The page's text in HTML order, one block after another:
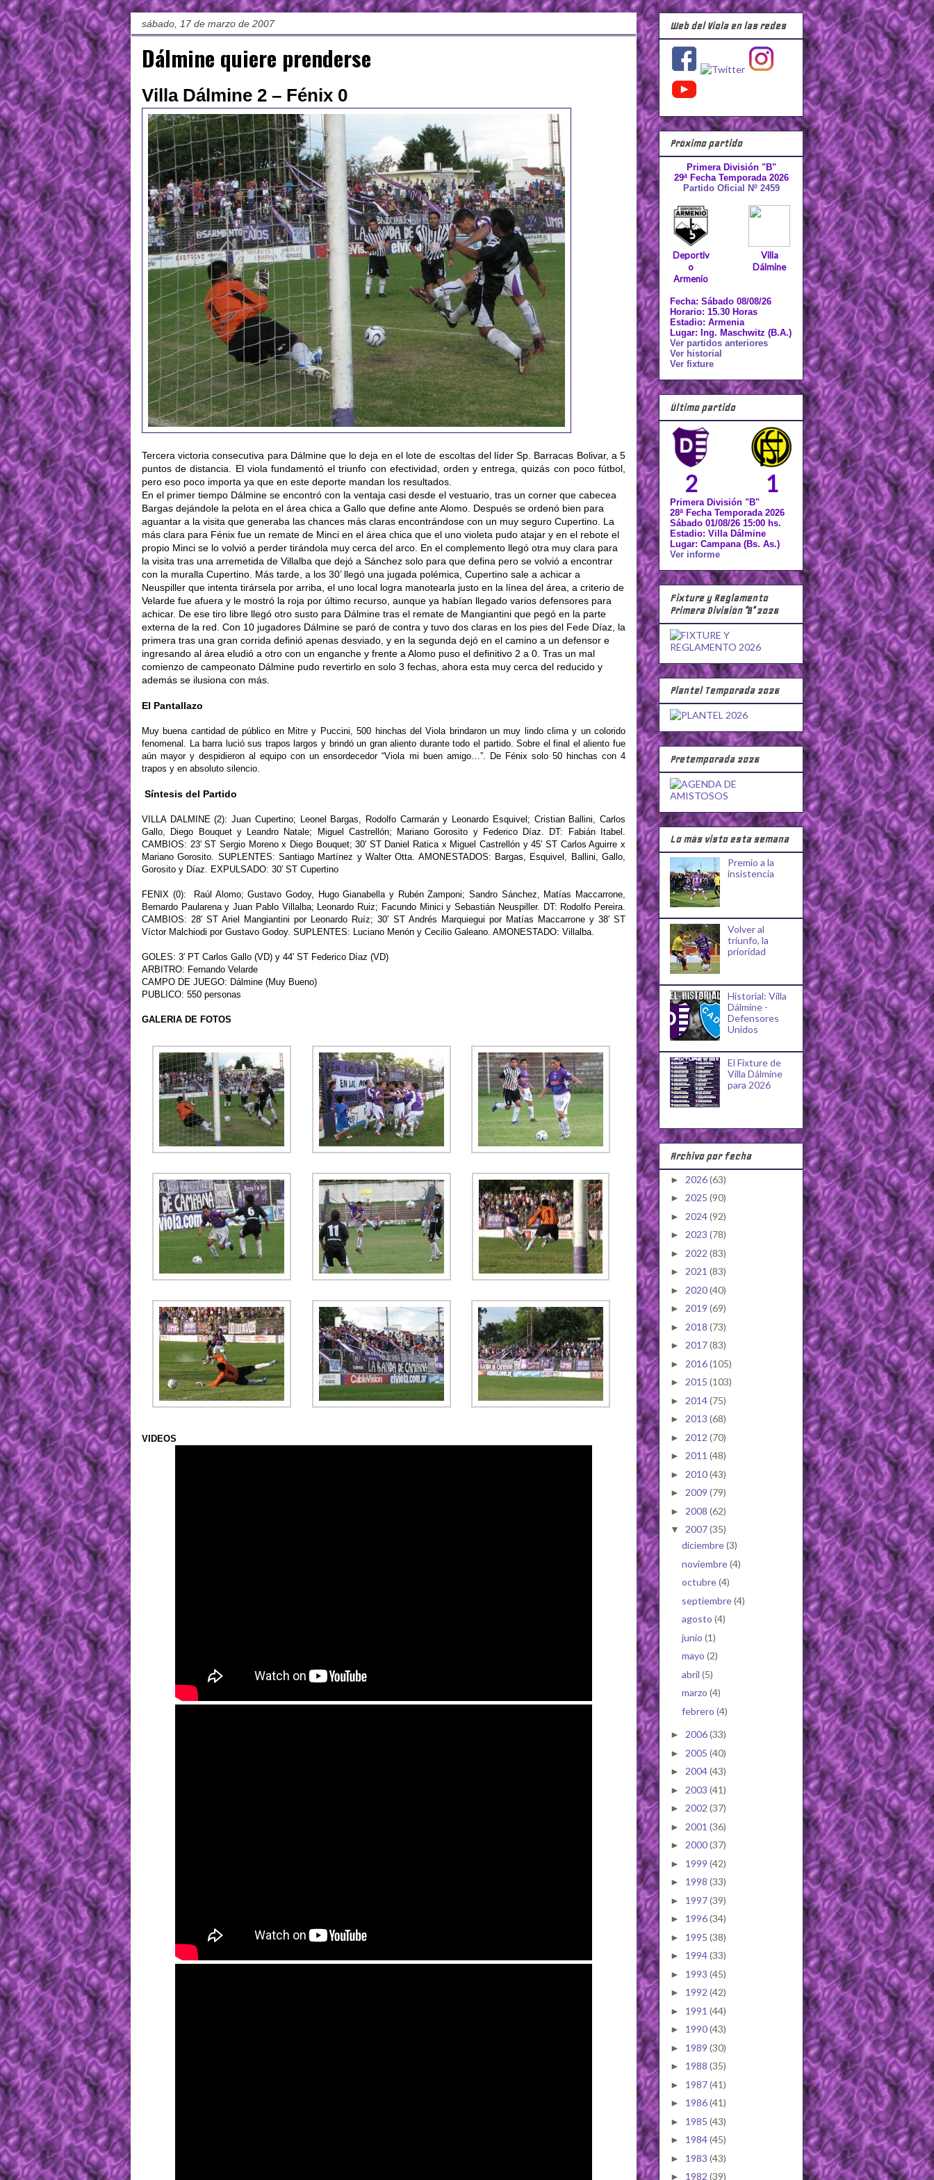
sábado, 17 de marzo de 2007
Dálmine quiere prenderse
Villa Dálmine 2 – Fénix 0
Tercera victoria consecutiva para Dálmine que lo deja en el lote de escoltas del líder Sp. Barracas Bolivar, a 5
puntos de distancia. El viola fundamentó el triunfo con efectividad, orden y entrega, quizás con poco fútbol,
pero eso poco importa ya que en este deporte mandan los resultados.
En el primer tiempo Dálmine se encontró con la ventaja casi desde el vestuario, tras un corner que cabecea
Bargas dejándole la pelota en el área chica a Gallo que define ante Alomo. Después se ordenó bien para
aguantar a la visita que generaba las chances más claras encontrándose con un muy seguro Cupertino. La
más clara para Fénix fue un remate de Minci en el área chica que el uno violeta pudo atajar y en el rebote el
propio Minci se lo volvió a perder tirándola muy cerca del arco. En el complemento llegó otra muy clara para
la visita tras una arremetida de Villalba que dejó a Sánchez solo para que defina pero se volvió a encontrar
con la muralla Cupertino. Más tarde, a los 30’ llegó una jugada polémica, Cupertino sale a achicar a
Neuspiller que intenta tirársela por arriba, el uno local logra manotearla justo en la línea del área, a criterio de
Velarde fue afuera y le mostró la roja por último recurso, aunque ya habían llegado varios defensores para
achicar. De ese tiro libre llegó otro susto para Dálmine tras el remate de Mangiantini que pegó en la parte
externa de la red. Con 10 jugadores Dálmine se paró de contra y tuvo dos claras en los pies del Fede Díaz, la
primera tras una gran corrida definió apenas desviado, y en la segunda dejó en el camino a un defensor e
ingresando al área eludió a otro con un enganche y frente a Alomo puso el definitivo 2 a 0. Tras un mal
comienzo de campeonato Dálmine pudo revertirlo en solo 3 fechas, ahora esta muy cerca del reducido y
además se ilusiona con más.
El Pantallazo
Muy buena cantidad de público en Mitre y Puccini, 500 hinchas del Viola brindaron un muy lindo clima y un colorido
fenomenal. La barra lució sus trapos largos y brindó un gran aliento durante todo el partido. Sobre el final el aliento fue
aún mayor y despidieron al equipo con un ensordecedor “Viola mi buen amigo…”. De Fénix solo 50 hinchas con 4
trapos y en absoluto silencio.
Síntesis del Partido
VILLA DALMINE (2): Juan Cupertino; Leonel Bargas, Rodolfo Carmarán y Leonardo Esquivel; Cristian Ballini, Carlos
Gallo, Diego Bouquet y Leandro Natale; Miguel Castrellón; Mariano Gorosito y Federico Díaz. DT: Fabián Itabel.
CAMBIOS: 23′ ST Sergio Moreno x Diego Bouquet; 30′ ST Daniel Ratica x Miguel Castrellón y 45′ ST Carlos Aguirre x
Mariano Gorosito. SUPLENTES: Santiago Martínez y Walter Otta. AMONESTADOS: Bargas, Esquivel, Ballini, Gallo,
Gorosito y Díaz. EXPULSADO: 30′ ST Cupertino
FENIX (0): Raúl Alomo; Gustavo Godoy, Hugo Gianabella y Rubén Zamponi; Sandro Sánchez, Matías Maccarrone,
Bernardo Paularena y Juan Pablo Villalba; Leonardo Ruiz; Facundo Minici y Sebastián Neuspiller. DT: Rodolfo Pereira.
CAMBIOS: 28′ ST Ariel Mangiantini por Leonardo Ruíz; 30′ ST Andrés Marquiegui por Matías Maccarrone y 38′ ST
Víctor Malchiodi por Gustavo Godoy. SUPLENTES: Luciano Menón y Cecilio Galeano. AMONESTADO: Villalba.
GOLES: 3′ PT Carlos Gallo (VD) y 44′ ST Federico Díaz (VD)
ARBITRO: Fernando Velarde
CAMPO DE JUEGO: Dálmine (Muy Bueno)
PUBLICO: 550 personas
GALERIA DE FOTOS
VIDEOS
Web del Viola en las redes
Próximo partido
Primera División "B"
29ª Fecha Temporada 2026
Partido Oficial Nº 2459
Deportiv
o
Armenio
Villa
Dálmine
Fecha: Sábado 08/08/26
Horario: 15.30 Horas
Estadio: Armenia
Lugar: Ing. Maschwitz (B.A.)
Ver partidos anteriores
Ver historial
Ver fixture
Último partido
2 1
Primera División "B"
28ª Fecha Temporada 2026
Sábado 01/08/26 15:00 hs.
Estadio: Villa Dálmine
Lugar: Campana (Bs. As.)
Ver informe
Fixture y Reglamento
Primera División "B" 2026
Plantel Temporada 2026
Pretemporada 2026
Lo más visto esta semana
Premio a la
insistencia
Volver al
triunfo, la
prioridad
Historial: Villa
Dálmine -
Defensores
Unidos
El Fixture de
Villa Dálmine
para 2026
Archivo por fecha
► 2026(63)
► 2025 (90)
► 2024(92)
► 2023 (78)
► 2022 (83)
► 2021 (83)
► 2020(40)
► 2019 (69)
► 2018 (73)
► 2017(83)
► 2016(105)
► 2015 (103)
► 2014(75)
► 2013 (68)
► 2012 (70)
► 2011 (48)
► 2010(43)
► 2009 (79)
► 2008 (62)
▼ 2007(35)
diciembre(3)
noviembre(4)
octubre(4)
septiembre(4)
agosto (4)
junio (1)
mayo (2)
abril (5)
marzo (4)
febrero (4)
► 2006(33)
► 2005 (40)
► 2004(43)
► 2003 (41)
► 2002 (37)
► 2001 (36)
► 2000(37)
► 1999 (42)
► 1998 (33)
► 1997(39)
► 1996(34)
► 1995 (38)
► 1994(33)
► 1993 (45)
► 1992 (42)
► 1991 (44)
► 1990(43)
► 1989 (30)
► 1988 (35)
► 1987(41)
► 1986(41)
► 1985 (43)
► 1984(45)
► 1983 (43)
► 1982 (39)